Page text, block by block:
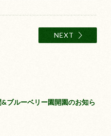
NEXT
ブルーベリー園開園のお知ら